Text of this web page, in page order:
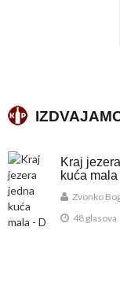
Kraj
kuća mala
Zvonko
48 glasova